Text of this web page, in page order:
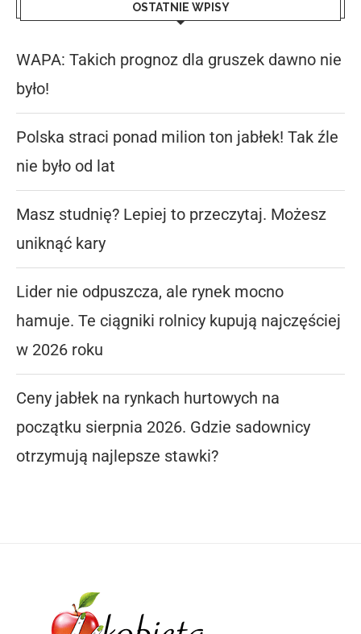
OSTATNIE WPISY
WAPA: Takich prognoz dla gruszek dawno nie
było!
Polska straci ponad milion ton jabłek! Tak źle
nie było od lat
Masz studnię? Lepiej to przeczytaj. Możesz
uniknąć kary
Lider nie odpuszcza, ale rynek mocno
hamuje. Te ciągniki rolnicy kupują najczęściej
w 2026 roku
Ceny jabłek na rynkach hurtowych na
początku sierpnia 2026. Gdzie sadownicy
otrzymują najlepsze stawki?